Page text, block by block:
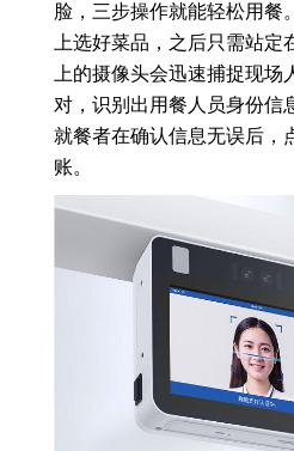
脸，三步操作就能轻松用餐
上选好菜品，之后只需站
上的摄像头会迅速捕捉现场
对，识别出用餐人员身份信
就餐者在确认信息无误后，
账。